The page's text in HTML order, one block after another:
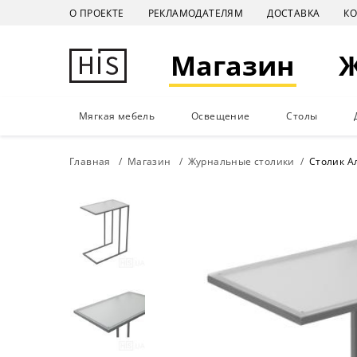
О ПРОЕКТЕ РЕКЛАМОДАТЕЛЯМ ДОСТАВКА
Магазин
Мягкая мебель Освещение Столы
Главная Магазин Журнальные столики Столик